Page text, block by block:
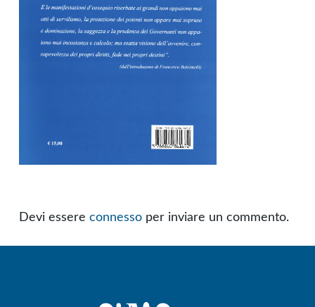
Devi essere connesso per inviare un commento.